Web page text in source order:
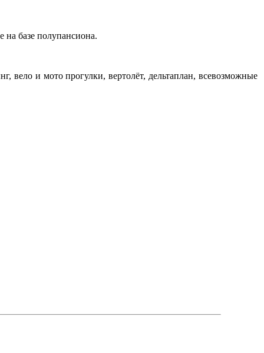
на базе полупансиона.
вело и мото прогулки, вертолёт, дельтаплан, всевозможные